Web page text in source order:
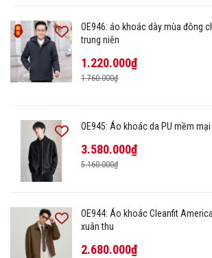
OE946: áo khoác dày mùa đông
trung niên
1.220.000₫
1.760.000₫
OE945: Áo khoác da PU mềm
3.580.000₫
5.160.000₫
OE944: Áo khoác Cleanfit
xuân thu
2.680.000₫